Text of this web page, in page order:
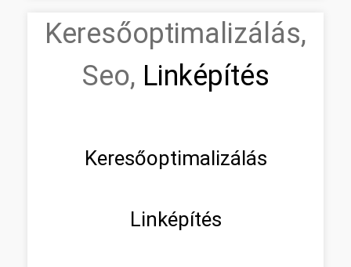
Keresőoptimalizálás,
Seo, Linképítés
Keresőoptimalizálás
Linképítés